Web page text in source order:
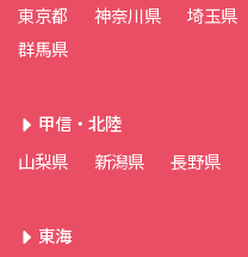
東京都
神奈川県 埼玉県
群馬県
甲信・北陸
山梨県
新潟県 長野県
東海